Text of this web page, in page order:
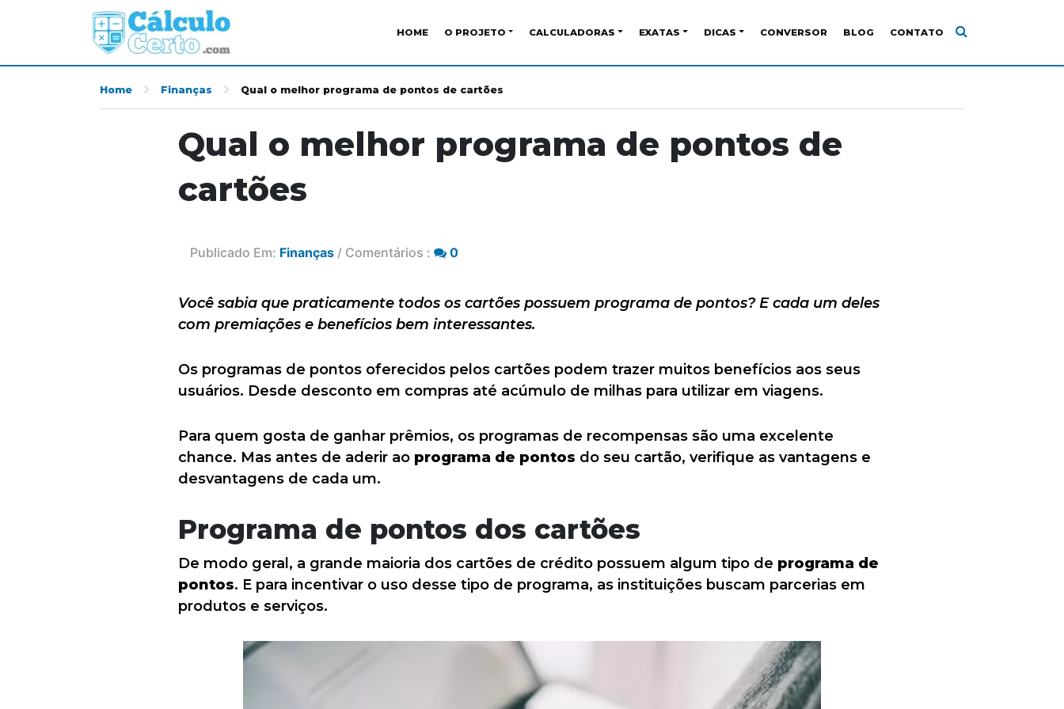
HOME O PROJETO CALCULADORAS EXATAS DICAS CONVERSOR BLOG CONTATO
Home Finanças Qual o melhor programa de pontos de cartões
Qual o melhor programa de pontos de
cartões
Publicado Em: Finanças / Comentários : 0
Você sabia que praticamente todos os cartões possuem programa de pontos? E cada um deles
com premiações e benefícios bem interessantes.
Os programas de pontos oferecidos pelos cartões podem trazer muitos benefícios aos seus
usuários. Desde desconto em compras até acúmulo de milhas para utilizar em viagens.
Para quem gosta de ganhar prêmios, os programas de recompensas são uma excelente
chance. Mas antes de aderir ao programa de pontos do seu cartão, verifique as vantagens e
desvantagens de cada um.
Programa de pontos dos cartões
De modo geral, a grande maioria dos cartões de crédito possuem algum tipo de programa de
pontos. E para incentivar o uso desse tipo de programa, as instituições buscam parcerias em
produtos e serviços.